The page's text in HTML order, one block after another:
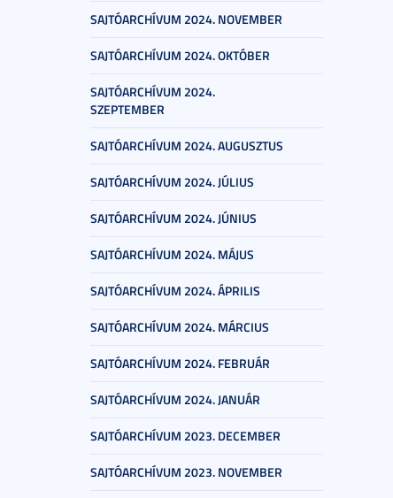
SAJTÓARCHÍVUM 2024. NOVEMBER
SAJTÓARCHÍVUM 2024. OKTÓBER
SAJTÓARCHÍVUM 2024.
SZEPTEMBER
SAJTÓARCHÍVUM 2024. AUGUSZTUS
SAJTÓARCHÍVUM 2024. JÚLIUS
SAJTÓARCHÍVUM 2024. JÚNIUS
SAJTÓARCHÍVUM 2024. MÁJUS
SAJTÓARCHÍVUM 2024. ÁPRILIS
SAJTÓARCHÍVUM 2024. MÁRCIUS
SAJTÓARCHÍVUM 2024. FEBRUÁR
SAJTÓARCHÍVUM 2024. JANUÁR
SAJTÓARCHÍVUM 2023. DECEMBER
SAJTÓARCHÍVUM 2023. NOVEMBER